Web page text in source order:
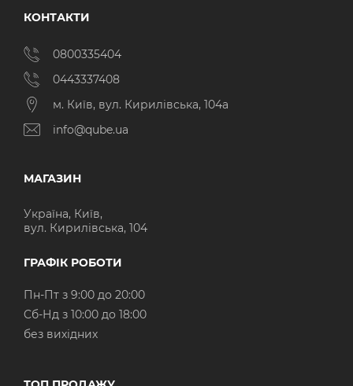
КОНТАКТИ
0800335404
0443337408
м. Київ, вул. Кирилівська, 104а
info@qube.ua
МАГАЗИН
Україна, Київ,
вул. Кирилівська, 104
ГРАФІК РОБОТИ
Пн-Пт з 9:00 до 20:00
Cб-Нд з 10:00 до 18:00
без вихідних